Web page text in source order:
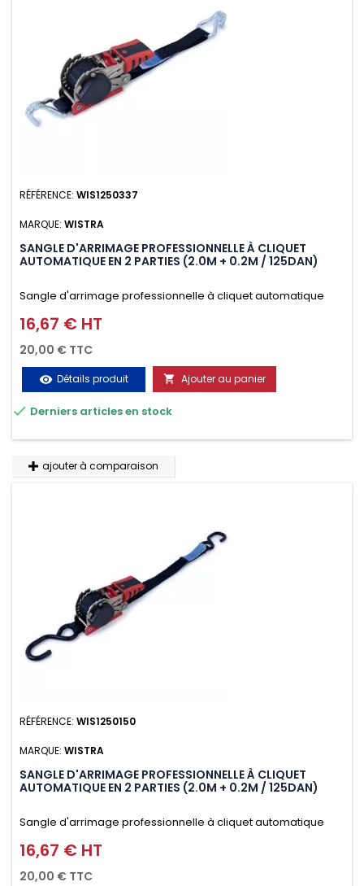
RÉFÉRENCE: WIS1250337
MARQUE: WISTRA
SANGLE D'ARRIMAGE PROFESSIONNELLE À CLIQUET
AUTOMATIQUE EN 2 PARTIES (2.0M + 0.2M / 125DAN)
Sangle d'arrimage professionnelle à cliquet automatique
avec crochet deux doigts soudés en J en 2 parties (2.0M +
0.2M / 125daN), simple et rapide d'utilisation. Permet
d'arrimer et de sécuriser vos chargements pendant le
transport. Matière polyester très résistante aux UV et aux
variations de températures, n'absorbe pas l'eau.
Prix
16,67 € HT
20,00 € TTC
visibility Détails produit  Ajouter au panier
 Derniers articles en stock
ajouter à comparaison
RÉFÉRENCE: WIS1250150
MARQUE: WISTRA
SANGLE D'ARRIMAGE PROFESSIONNELLE À CLIQUET
AUTOMATIQUE EN 2 PARTIES (2.0M + 0.2M / 125DAN)
Sangle d'arrimage professionnelle à cliquet automatique
avec crochet S en 2 parties (2.0M + 0.2M / 125daN), simple et
rapide d'utilisation. Permet d'arrimer et de sécuriser
Prix
16,67 € HT
20,00 € TTC